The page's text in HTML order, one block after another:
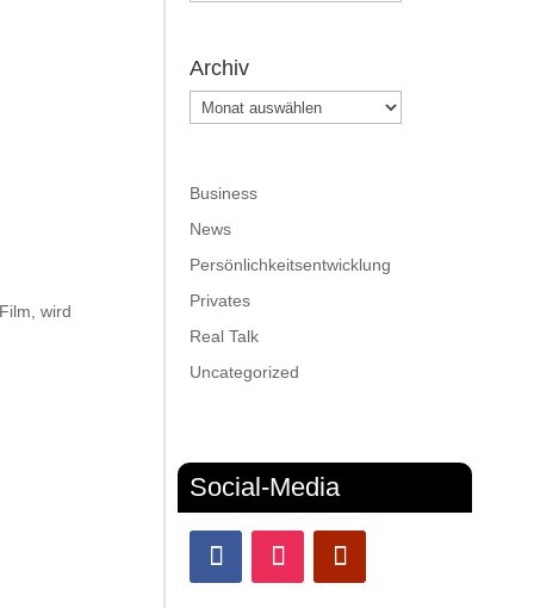
wird
Archiv
Archiv
Business
News
Persönlichkeitsentwicklung
Privates
Real Talk
Uncategorized
Social-Media